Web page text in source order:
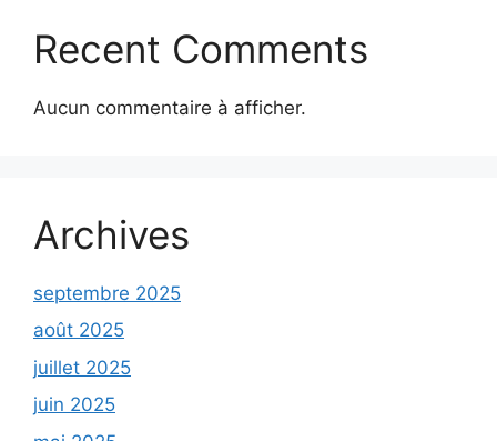
Recent Comments
Aucun commentaire à afficher.
Archives
septembre 2025
août 2025
juillet 2025
juin 2025